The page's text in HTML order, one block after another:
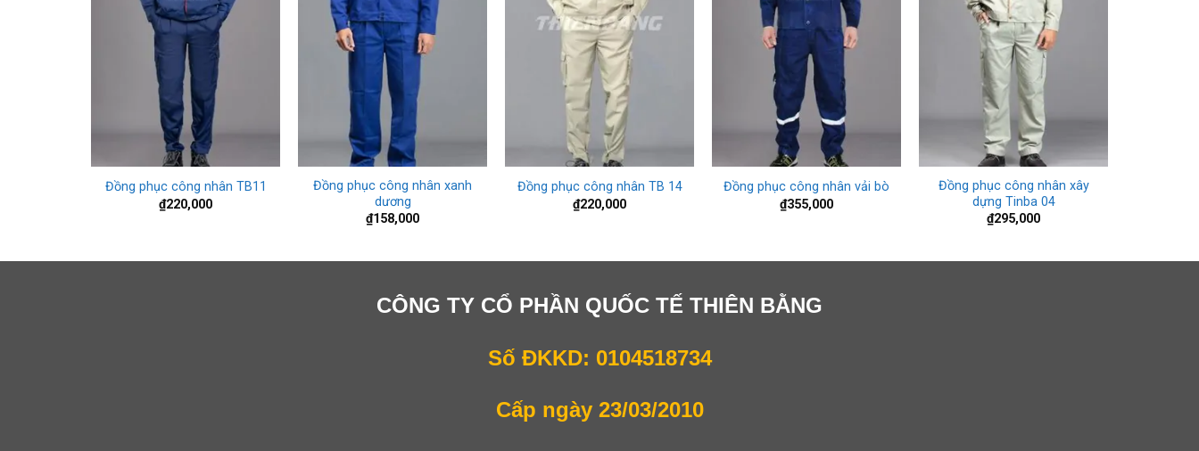
Đồng phục công nhân TB11
₫220,000
Đồng phục công nhân xanh
dương
₫158,000
Đồng phục công nhân TB 14
₫220,000
Đồng phục công nhân vải bò
₫355,000
Đồng phục công nhân xây
dựng Tinba 04
₫295,000
CÔNG TY CỔ PHẦN QUỐC TẾ THIÊN BẰNG
Số ĐKKD: 0104518734
Cấp ngày 23/03/2010